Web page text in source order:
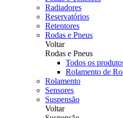
Radiadores
Reservatórios
Retentores
Rodas e Pneus
Voltar
Rodas e Pneus
Todos os
Rolamento de
Rolamento
Sensores
Suspensão
Voltar